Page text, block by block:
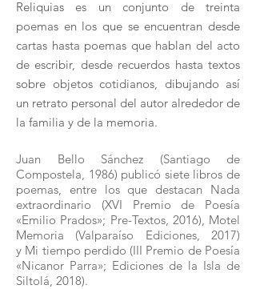
Reliquias es un conjunto de treinta
poemas en los que se encuentran desde
cartas hasta poemas que hablan del acto
de escribir, desde recuerdos hasta textos
sobre objetos cotidianos, dibujando así
un retrato personal del autor alrededor de
la familia y de la memoria.
Juan Bello Sánchez (Santiago de
Compostela, 1986) publicó siete libros de
poemas, entre los que destacan Nada
extraordinario (XVI Premio de Poesía
«Emilio Prados»; Pre-Textos, 2016), Motel
Memoria (Valparaíso Ediciones, 2017)
y Mi tiempo perdido (III Premio de Poesía
«Nicanor Parra»; Ediciones de la Isla de
Siltolá, 2018).